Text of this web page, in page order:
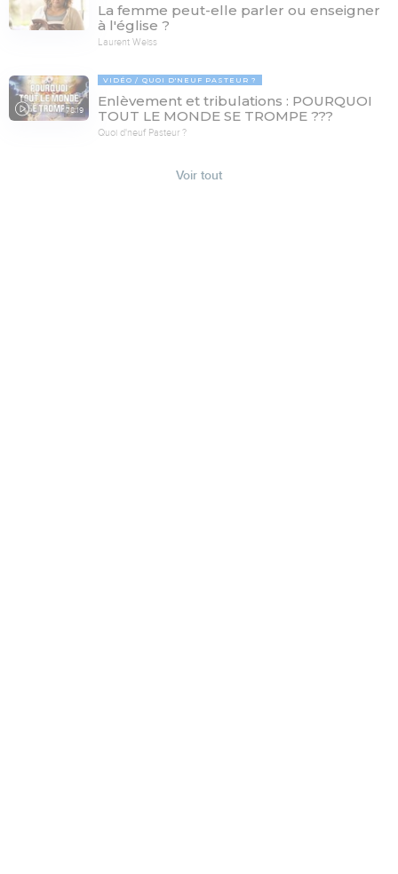
La femme peut-elle parler ou enseigner
à l'église ?
Laurent Weiss
78:19
VIDÉO QUOI D'NEUF PASTEUR ?
Enlèvement et tribulations : POURQUOI
TOUT LE MONDE SE TROMPE ???
Quoi d'neuf Pasteur ?
Voir tout